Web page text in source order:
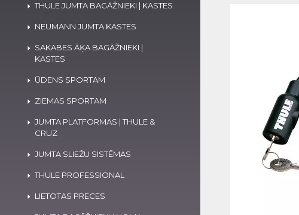
THULE JUMTA BAGĀŽNIEKI | KASTES
NEUMANN JUMTA KASTES
SAKABES ĀĶA BAGĀŽNIEKI |
KASTES
ŪDENS SPORTAM
ZIEMAS SPORTAM
JUMTA PLATFORMAS | THULE &
CRUZ
JUMTA SLIEŽU SISTĒMAS
THULE PROFESSIONAL
LIETOTAS PRECES